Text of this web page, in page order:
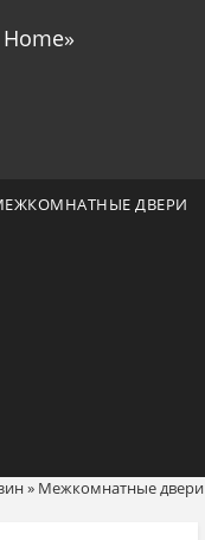
ДВЕРИ
» Межкомнатные двери